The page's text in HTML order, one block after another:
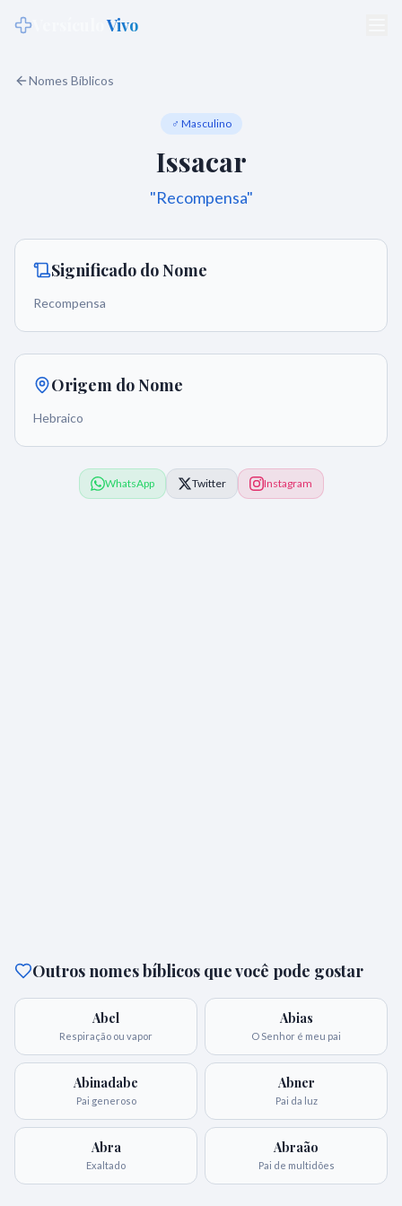
Vivo
Nomes Bíblicos
♂ Masculino
Issacar
"Recompensa"
Significado do Nome
Recompensa
Origem do Nome
Hebraico
WhatsApp Twitter Instagram
Outros nomes bíblicos que você pode gostar
Abel
Respiração ou vapor
Abias
O Senhor é meu pai
Abinadabe
Pai generoso
Abner
Pai da luz
Abra
Exaltado
Abraão
Pai de multidões